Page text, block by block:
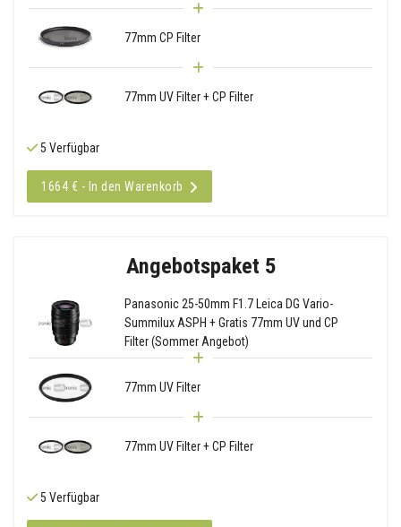
77mm CP Filter
77mm UV Filter + CP Filter
5 Verfügbar
1664 € - In den Warenkorb
Angebotspaket 5
Panasonic 25-50mm F1.7 Leica DG Vario-
Summilux ASPH + Gratis 77mm UV und CP
Filter (Sommer Angebot)
77mm UV Filter
77mm UV Filter + CP Filter
5 Verfügbar